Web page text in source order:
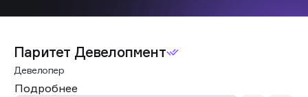
Паритет Девелопмент
Девелопер
Подробнее